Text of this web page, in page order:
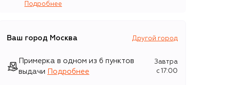
Подробнее
Ваш город Москва Другой город
Примерка в одном из 6 пунктов
выдачи
Подробнее
Завтра
c 17:00